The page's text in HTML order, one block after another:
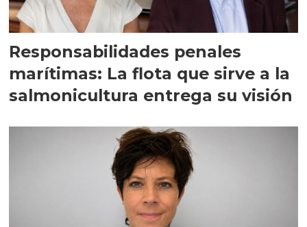
Responsabilidades penales
marítimas: La flota que sirve a la
salmonicultura entrega su visión